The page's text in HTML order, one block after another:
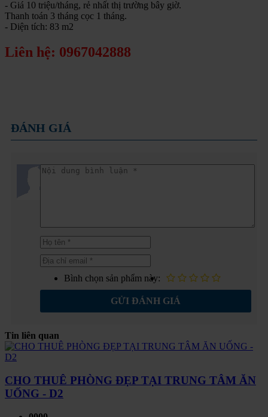
- Giá 10 triệu/tháng, rẻ nhất thị trường bây giờ.
Thanh toán 3 tháng cọc 1 tháng.
- Diện tích: 83 m2
Liên hệ: 0967042888
ĐÁNH GIÁ
Bình chọn sản phẩm này:
GỬI ĐÁNH GIÁ
Tin liên quan
CHO THUÊ PHÒNG ĐẸP TẠI TRUNG TÂM ĂN
UỐNG - D2